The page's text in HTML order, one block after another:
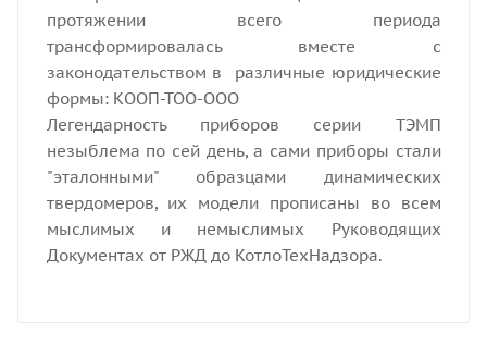
протяжении всего периода
трансформировалась вместе с
законодательством в различные юридические
формы: КООП-ТОО-ООО
Легендарность приборов серии ТЭМП
незыблема по сей день, а сами приборы стали
"эталонными" образцами динамических
твердомеров, их модели прописаны во всем
мыслимых и немыслимых Руководящих
Документах от РЖД до КотлоТехНадзора.